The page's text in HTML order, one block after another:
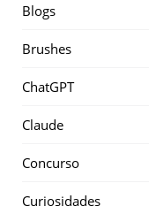
Blogs
Brushes
ChatGPT
Claude
Concurso
Curiosidades